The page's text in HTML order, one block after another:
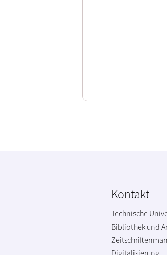
Kontakt
Technische
Bibliothek und
Digitalisierung